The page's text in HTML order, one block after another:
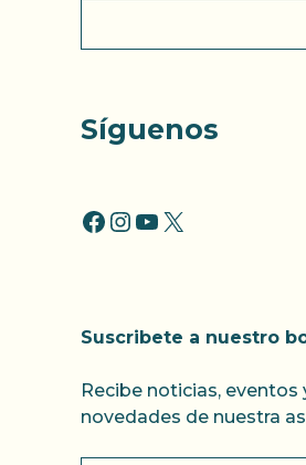
Síguenos
FACCEBOOK
INSTAGRAM
YOUTUBE
X
Suscribete a nuestro
Recibe noticias, eventos
novedades de nuestra